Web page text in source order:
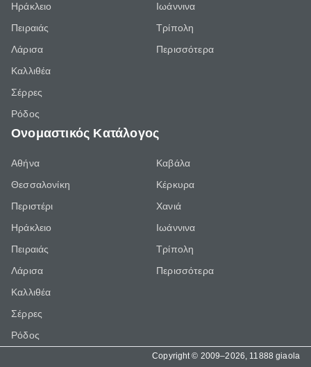
Ηράκλειο
Πειραιάς
Λάρισα
Καλλιθέα
Σέρρες
Ρόδος
Ιωάννινα
Τρίπολη
Περισσότερα
Ονομαστικός Κατάλογος
Αθήνα
Θεσσαλονίκη
Περιστέρι
Ηράκλειο
Πειραιάς
Λάρισα
Καλλιθέα
Σέρρες
Ρόδος
Καβάλα
Κέρκυρα
Χανιά
Ιωάννινα
Τρίπολη
Περισσότερα
Copyright © 2009–2026, 11888 giaola